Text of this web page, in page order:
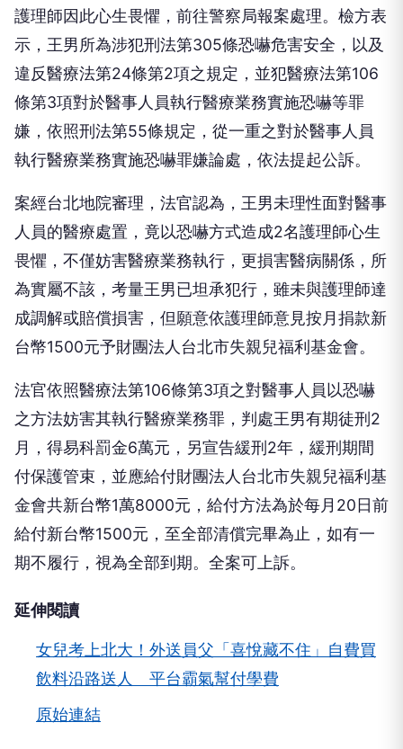
示，王男所為涉犯刑法第305條恐嚇危害安全，以及
違反醫療法第24條第2項之規定，並犯醫療法第106
條第3項對於醫事人員執行醫療業務實施恐嚇等罪
嫌，依照刑法第55條規定，從一重之對於醫事人員
執行醫療業務實施恐嚇罪嫌論處，依法提起公訴。
案經台北地院審理，法官認為，王男未理性面對醫事
人員的醫療處置，竟以恐嚇方式造成2名護理師心生
畏懼，不僅妨害醫療業務執行，更損害醫病關係，所
為實屬不該，考量王男已坦承犯行，雖未與護理師達
成調解或賠償損害，但願意依護理師意見按月捐款新
台幣1500元予財團法人台北市失親兒福利基金會。
法官依照醫療法第106條第3項之對醫事人員以恐嚇
之方法妨害其執行醫療業務罪，判處王男有期徒刑2
月，得易科罰金6萬元，另宣告緩刑2年，緩刑期間
付保護管束，並應給付財團法人台北市失親兒福利基
金會共新台幣1萬8000元，給付方法為於每月20日前
給付新台幣1500元，至全部清償完畢為止，如有一
期不履行，視為全部到期。全案可上訴。
女兒考上北大！外送員父「喜悅藏不住」自費買
飲料沿路送人 平台霸氣幫付學費
原始連結